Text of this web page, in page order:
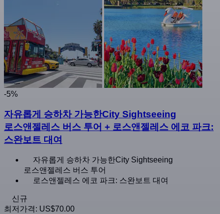
-5%
자유롭게 승하차 가능한City Sightseeing
로스앤젤레스 버스 투어 + 로스앤젤레스 에코 파크:
스완보트 대여
자유롭게 승하차 가능한City Sightseeing
로스앤젤레스 버스 투어
로스앤젤레스 에코 파크: 스완보트 대여
신규
최저가격: US$70.00